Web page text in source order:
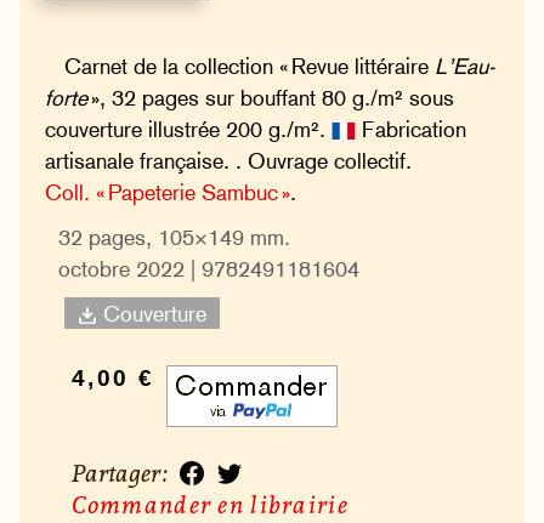
Carnet de la collection « Revue littéraire L’Eau-
forte», 32 pages sur bouffant 80 g./m² sous
couverture illustrée 200 g./m².
Fabrication
artisanale française. . Ouvrage collectif.
Coll. « Papeterie Sambuc ».
32 pages, 105×149 mm.
octobre 2022 | 9782491181604
Couverture
4,00 €
Partager :
Commander en librairie